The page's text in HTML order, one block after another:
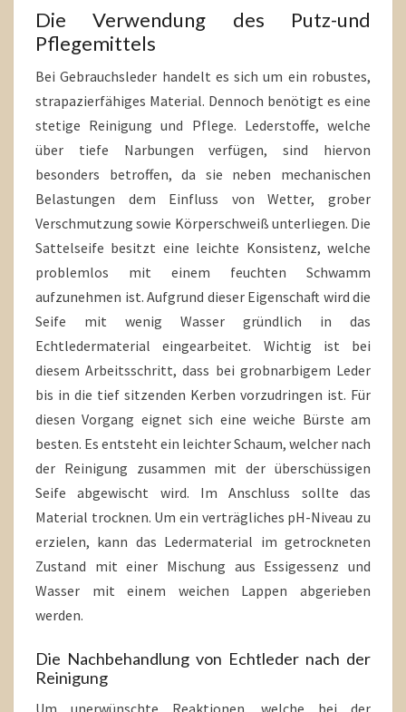
Die Verwendung des Putz-und
Pflegemittels
Bei Gebrauchsleder handelt es sich um ein robustes,
strapazierfähiges Material. Dennoch benötigt es eine
stetige Reinigung und Pflege. Lederstoffe, welche
über tiefe Narbungen verfügen, sind hiervon
besonders betroffen, da sie neben mechanischen
Belastungen dem Einfluss von Wetter, grober
Verschmutzung sowie Körperschweiß unterliegen. Die
Sattelseife besitzt eine leichte Konsistenz, welche
problemlos mit einem feuchten Schwamm
aufzunehmen ist. Aufgrund dieser Eigenschaft wird die
Seife mit wenig Wasser gründlich in das
Echtledermaterial eingearbeitet. Wichtig ist bei
diesem Arbeitsschritt, dass bei grobnarbigem Leder
bis in die tief sitzenden Kerben vorzudringen ist. Für
diesen Vorgang eignet sich eine weiche Bürste am
besten. Es entsteht ein leichter Schaum, welcher nach
der Reinigung zusammen mit der überschüssigen
Seife abgewischt wird. Im Anschluss sollte das
Material trocknen. Um ein verträgliches pH-Niveau zu
erzielen, kann das Ledermaterial im getrockneten
Zustand mit einer Mischung aus Essigessenz und
Wasser mit einem weichen Lappen abgerieben
werden.
Die Nachbehandlung von Echtleder nach der
Reinigung